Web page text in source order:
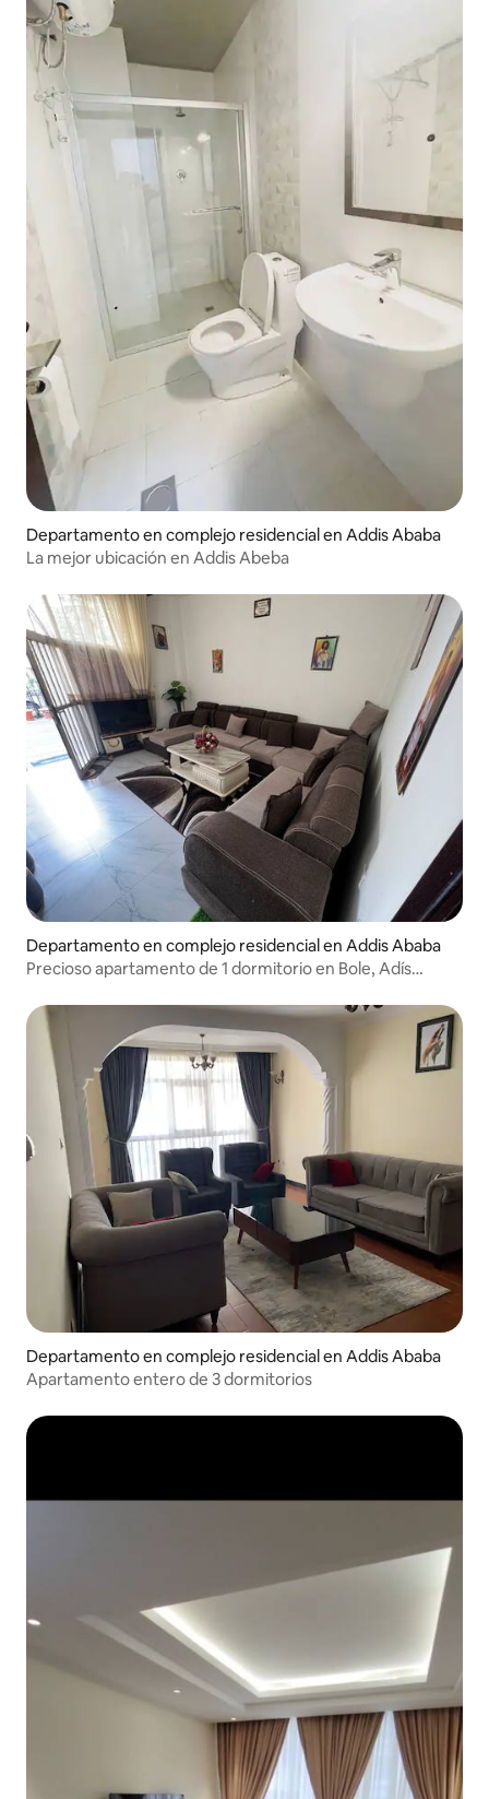
Departamento en complejo residencial en Addis Ababa
La mejor ubicación en Addis Abeba
Departamento en complejo residencial en Addis Ababa
Precioso apartamento de 1 dormitorio en Bole, Adís
Departamento en complejo residencial en Addis Ababa
Apartamento entero de 3 dormitorios